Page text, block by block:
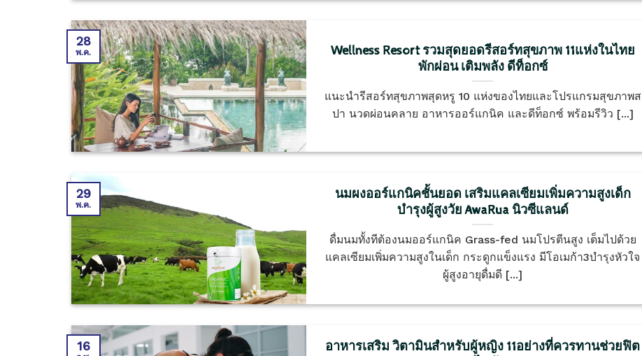
Wellness Resort รวมสุดยอดรีสอร์ทสุขภาพ 11แห่งในไทย
พักผ่อน เติมพลัง ดีท็อกซ์
แนะนำรีสอร์ทสุขภาพสุดหรู 10 แห่งของไทยและโปรแกรมสุขภาพส
ปา นวดผ่อนคลาย อาหารออร์แกนิค และดีท็อกซ์ พร้อมรีวิว [...]
28
พ.ค.
นมผงออร์แกนิคชั้นยอด เสริมแคลเซียมเพิ่มความสูงเด็ก
บำรุงผู้สูงวัย AwaRua นิวซีแลนด์
ดื่มนมทั้งทีต้องนมออร์แกนิค Grass-fed นมโปรตีนสูง เต็มไปด้วย
แคลเซียมเพิ่มความสูงในเด็ก กระดูกแข็งแรง มีโอเมก้า3บำรุงหัวใจ
ผู้สูงอายุดื่มดี [...]
29
พ.ค.
อาหารเสริม วิตามินสำหรับผู้หญิง 11อย่างที่ควรทานช่วยฟิต
16